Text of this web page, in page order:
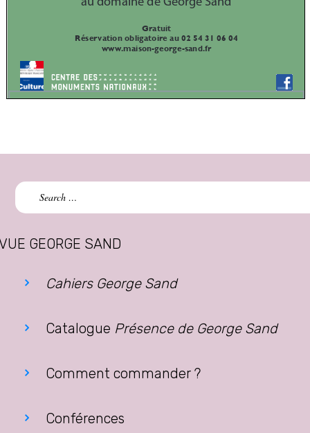
Search
for:
GEORGE SAND
Cahiers George Sand
Catalogue Présence de George Sand
Comment commander ?
Conférences